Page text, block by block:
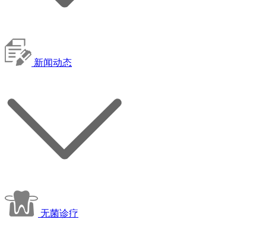
新闻动态
无菌诊疗